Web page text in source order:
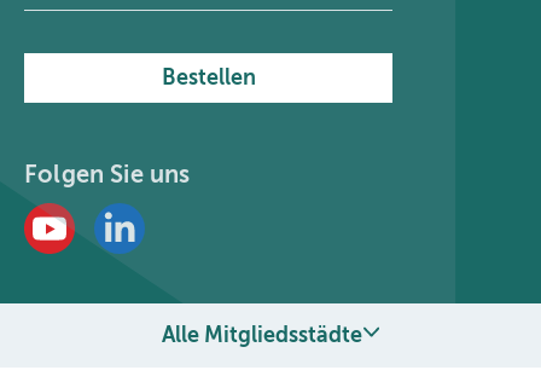
Bestellen
Folgen Sie uns
Alle Mitgliedsstädte